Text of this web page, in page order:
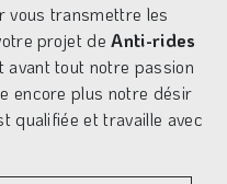
vous transmettre les
projet deAnti-rides
avant tout notre passion
encore plus notre désir
qualifiée et travaille avec